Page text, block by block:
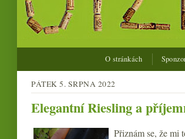
O stránkách
PÁTEK 5. SRPNA 2022
Elegantní Riesling a
Přiznám se, že mi